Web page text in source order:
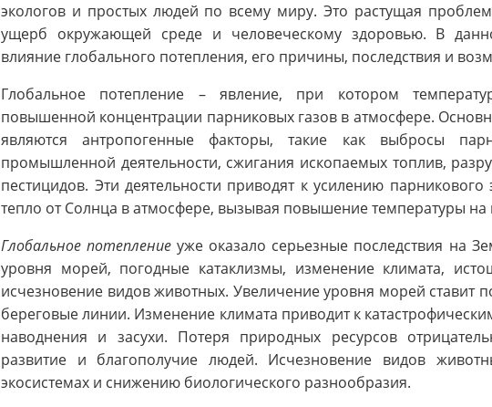
экологов и простых людей по всему миру. Это растущая
ущерб окружающей среде и человеческому здоровью. В
влияние глобального потепления, его причины, последствия и
Глобальное потепление – явление, при котором
повышенной концентрации парниковых газов в атмосфере.
являются антропогенные факторы, такие как выбросы
промышленной деятельности, сжигания ископаемых топлив,
пестицидов. Эти деятельности приводят к усилению
тепло от Солнца в атмосфере, вызывая повышение температуры на
Глобальное потепление уже оказало серьезные последствия на
уровня морей, погодные катаклизмы, изменение климата,
исчезновение видов животных. Увеличение уровня морей ставит
береговые линии. Изменение климата приводит к
наводнения и засухи. Потеря природных ресурсов
развитие и благополучие людей. Исчезновение видов
экосистемах и снижению биологического разнообразия.